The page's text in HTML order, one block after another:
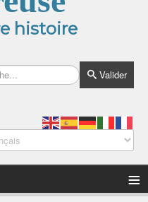
histoire
Valider
≡